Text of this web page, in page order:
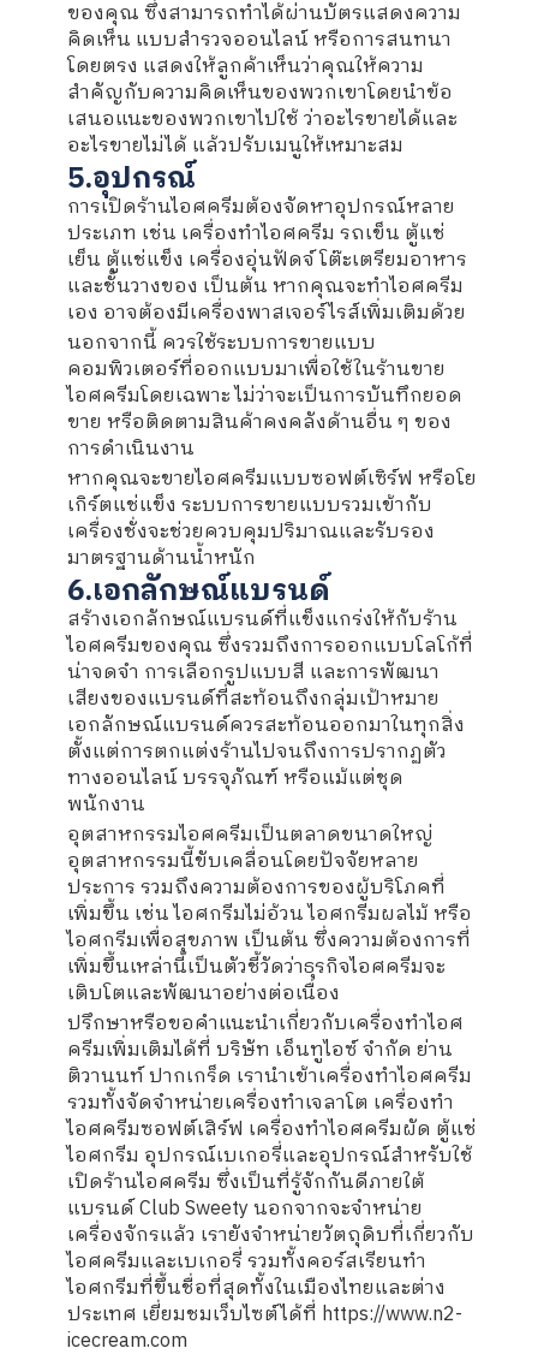
ของคุณ ซึ่งสามารถทำได้ผ่านบัตรแสดงความ
คิดเห็น แบบสำรวจออนไลน์ หรือการสนทนา
โดยตรง แสดงให้ลูกค้าเห็นว่าคุณให้ความ
สำคัญกับความคิดเห็นของพวกเขาโดยนำข้อ
เสนอแนะของพวกเขาไปใช้ ว่าอะไรขายได้และ
อะไรขายไม่ได้ แล้วปรับเมนูให้เหมาะสม
5.อุปกรณ์
การเปิดร้านไอศครีมต้องจัดหาอุปกรณ์หลาย
ประเภท เช่น เครื่องทำไอศครีม รถเข็น ตู้แช่
เย็น ตู้แช่แข็ง เครื่องอุ่นฟัดจ์ โต๊ะเตรียมอาหาร
และชั้นวางของ เป็นต้น หากคุณจะทำไอศครีม
เอง อาจต้องมีเครื่องพาสเจอร์ไรส์เพิ่มเติมด้วย
นอกจากนี้ ควรใช้ระบบการขายแบบ
คอมพิวเตอร์ที่ออกแบบมาเพื่อใช้ในร้านขาย
ไอศครีมโดยเฉพาะ ไม่ว่าจะเป็นการบันทึกยอด
ขาย หรือติดตามสินค้าคงคลังด้านอื่น ๆ ของ
การดำเนินงาน
หากคุณจะขายไอศครีมแบบซอฟต์เซิร์ฟ หรือโย
เกิร์ตแช่แข็ง ระบบการขายแบบรวมเข้ากับ
เครื่องชั่งจะช่วยควบคุมปริมาณและรับรอง
มาตรฐานด้านน้ำหนัก
6.เอกลักษณ์แบรนด์
สร้างเอกลักษณ์แบรนด์ที่แข็งแกร่งให้กับร้าน
ไอศครีมของคุณ ซึ่งรวมถึงการออกแบบโลโก้ที่
น่าจดจำ การเลือกรูปแบบสี และการพัฒนา
เสียงของแบรนด์ที่สะท้อนถึงกลุ่มเป้าหมาย
เอกลักษณ์แบรนด์ควรสะท้อนออกมาในทุกสิ่ง
ตั้งแต่การตกแต่งร้านไปจนถึงการปรากฏตัว
ทางออนไลน์ บรรจุภัณฑ์ หรือแม้แต่ชุด
พนักงาน
อุตสาหกรรมไอศครีมเป็นตลาดขนาดใหญ่
อุตสาหกรรมนี้ขับเคลื่อนโดยปัจจัยหลาย
ประการ รวมถึงความต้องการของผู้บริโภคที่
เพิ่มขึ้น เช่น ไอศกรีมไม่อ้วน ไอศกรีมผลไม้ หรือ
ไอศกรีมเพื่อสุขภาพ เป็นต้น ซึ่งความต้องการที่
เพิ่มขึ้นเหล่านี้เป็นตัวชี้วัดว่าธุรกิจไอศครีมจะ
เติบโตและพัฒนาอย่างต่อเนื่อง
ปรึกษาหรือขอคำแนะนำเกี่ยวกับเครื่องทำไอศ
ครีมเพิ่มเติมได้ที่ บริษัท เอ็นทูไอซ์ จำกัด ย่าน
ติวานนท์ ปากเกร็ด เรานำเข้าเครื่องทำไอศครีม
รวมทั้งจัดจำหน่ายเครื่องทำเจลาโต เครื่องทำ
ไอศครีมซอฟต์เสิร์ฟ เครื่องทำไอศครีมผัด ตู้แช่
ไอศกรีม อุปกรณ์เบเกอรี่และอุปกรณ์สำหรับใช้
เปิดร้านไอศครีม ซึ่งเป็นที่รู้จักกันดีภายใต้
แบรนด์ Club Sweety นอกจากจะจำหน่าย
เครื่องจักรแล้ว เรายังจำหน่ายวัตถุดิบที่เกี่ยวกับ
ไอศครีมและเบเกอรี่ รวมทั้งคอร์สเรียนทำ
ไอศกรีมที่ขึ้นชื่อที่สุดทั้งในเมืองไทยและต่าง
ประเทศ เยี่ยมชมเว็บไซต์ได้ที่ https://www.n2-
icecream.com